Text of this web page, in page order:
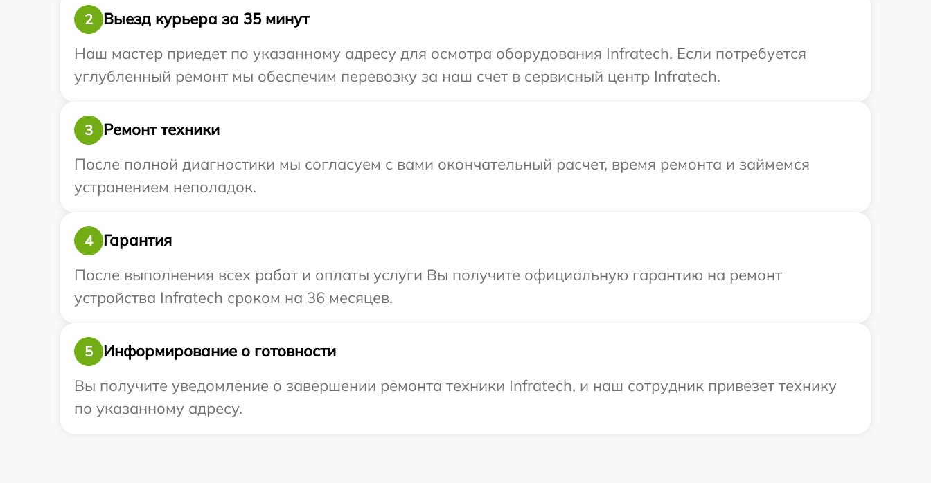
2
Выезд курьера за 35 минут
Наш мастер приедет по указанному адресу для осмотра оборудования Infratech. Если потребуется
углубленный ремонт мы обеспечим перевозку за наш счет в сервисный центр Infratech.
3
Ремонт техники
После полной диагностики мы согласуем с вами окончательный расчет, время ремонта и займемся
устранением неполадок.
4
Гарантия
После выполнения всех работ и оплаты услуги Вы получите официальную гарантию на ремонт
устройства Infratech сроком на 36 месяцев.
5
Информирование о готовности
Вы получите уведомление о завершении ремонта техники Infratech, и наш сотрудник привезет технику
по указанному адресу.